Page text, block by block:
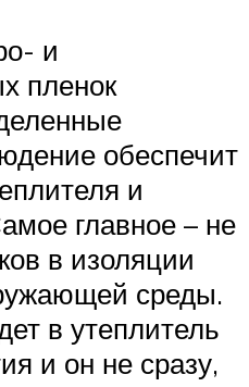
и
пленок
обеспечит
и
главное – не
в изоляции
среды.
в утеплитель
и он не сразу,